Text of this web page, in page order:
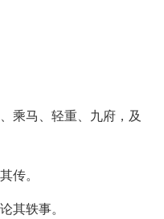
乘马、轻重、九府，及
传。
其轶事。